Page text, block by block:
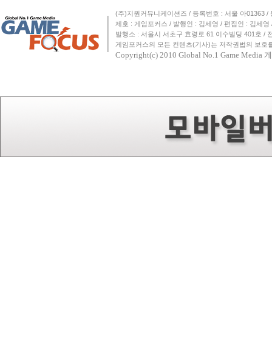
(주)지원커뮤니케이션즈 / 등록번호 : 서울 아01363
제호 : 게임포커스 / 발행인 : 김세영 / 편집인 : 김세
발행소 : 서울시 서초구 효령로 61 이수빌딩 401호 /
게임포커스의 모든 컨텐츠(기사)는 저작권법의 보
Copyright(c) 2010 Global No.1 Game Media